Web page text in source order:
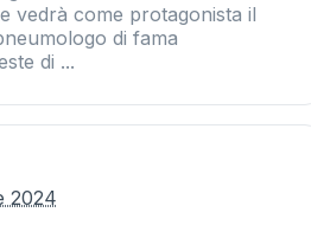
vedrà come protagonista il
di fama
di ...
2024